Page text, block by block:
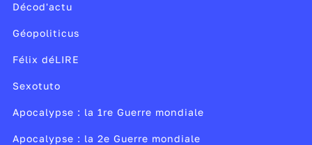
Décod'actu
Géopoliticus
Félix déLIRE
Sexotuto
Apocalypse : la 1re Guerre mondiale
Apocalypse : la 2e Guerre mondiale